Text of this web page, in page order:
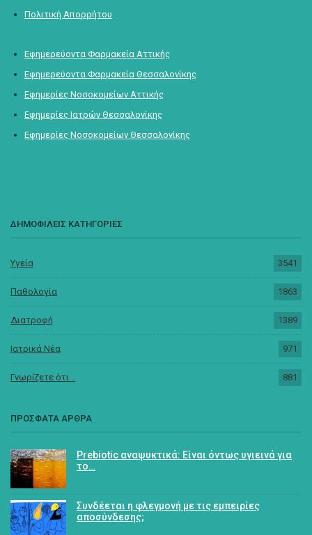
Πολιτική Απορρήτου
Εφημερεύοντα Φαρμακεία Αττικής
Εφημερεύοντα Φαρμακεία Θεσσαλονίκης
Εφημερίες Νοσοκομείων Αττικής
Εφημερίες Ιατρών Θεσσαλονίκης
Εφημερίες Νοσοκομείων Θεσσαλονίκης
ΔΗΜΟΦΙΛΕΙΣ ΚΑΤΗΓΟΡΙΕΣ
Υγεία 3541
Παθολογία 1863
Διατροφή 1389
Ιατρικά Νέα 971
Γνωρίζετε ότι... 881
ΠΡΟΣΦΑΤΑ ΑΡΘΡΑ
Prebiotic αναψυκτικά: Είναι όντως υγιεινά για
το…
Συνδέεται η φλεγμονή με τις εμπειρίες
αποσύνδεσης;